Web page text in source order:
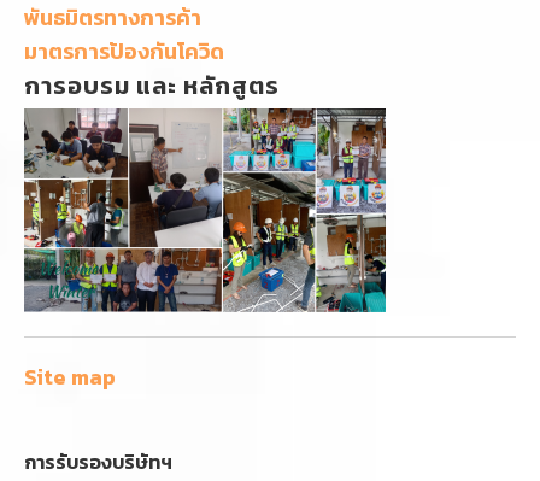
พันธมิตรทางการค้า
มาตรการป้องกันโควิด
การอบรม และ หลักสูตร
Site map
การรับรองบริษัทฯ